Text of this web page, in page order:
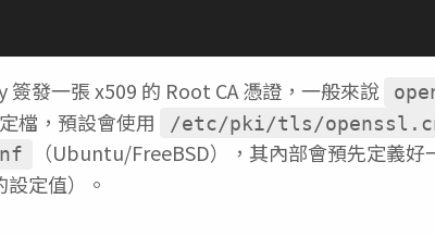
簽發一張 x509 的 Root CA 憑證，一般來說
檔，預設會使用
/etc/pki/tls/
（Ubuntu/FreeBSD），其內部會預先定義
設定值）。